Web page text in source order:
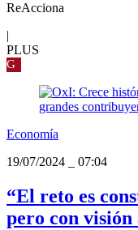
ReAcciona
|
PLUS
G
Economía
19/07/2024
07:04
“El reto es
pero con